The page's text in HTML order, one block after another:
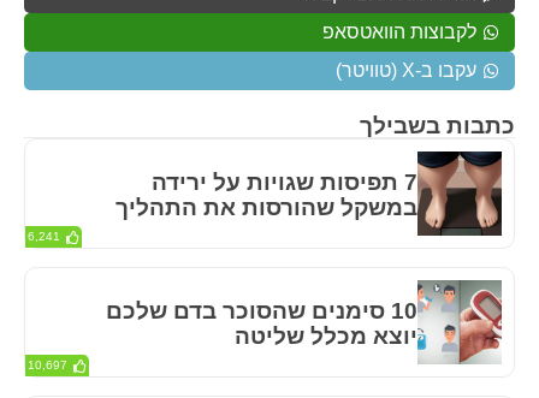
כתבות בשבילך
7 תפיסות שגויות על ירידה
במשקל שהורסות את התהליך
6,241
10 סימנים שהסוכר בדם שלכם
יוצא מכלל שליטה
10,697
לקבוצות הוואטסאפ
עקבו ב-X (טוויטר)